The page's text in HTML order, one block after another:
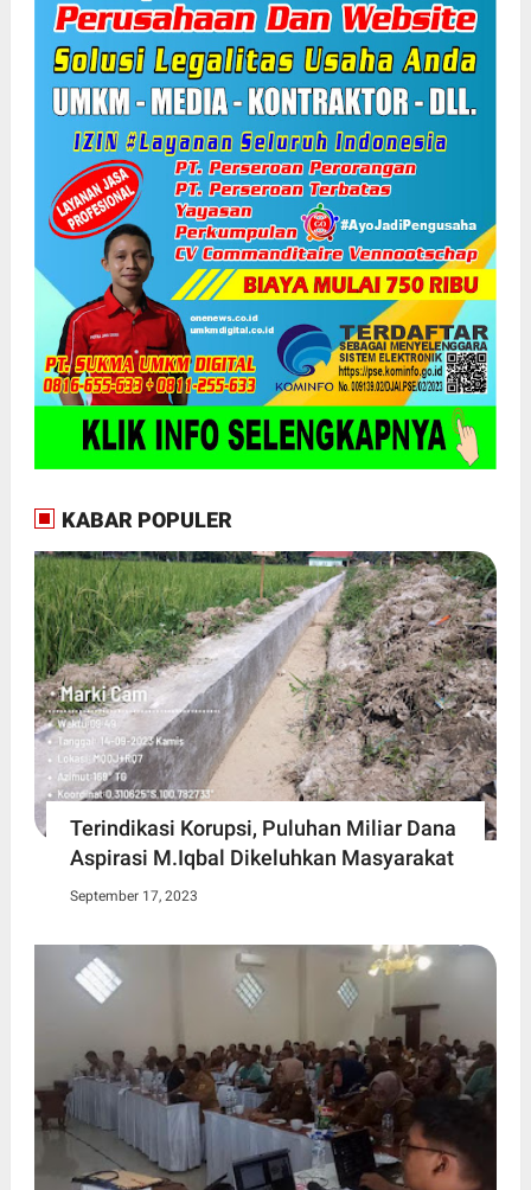
KABAR POPULER
Terindikasi Korupsi, Puluhan Miliar Dana
Aspirasi M.Iqbal Dikeluhkan Masyarakat
September 17, 2023